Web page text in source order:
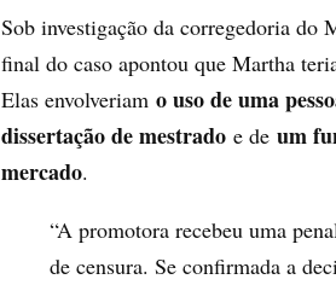
Sob investigação da corregedoria
final do caso apontou que Martha
Elas envolveriam o uso de uma
dissertação de mestrado e de um
mercado.
“A promotora recebeu uma
de censura. Se confirmada a